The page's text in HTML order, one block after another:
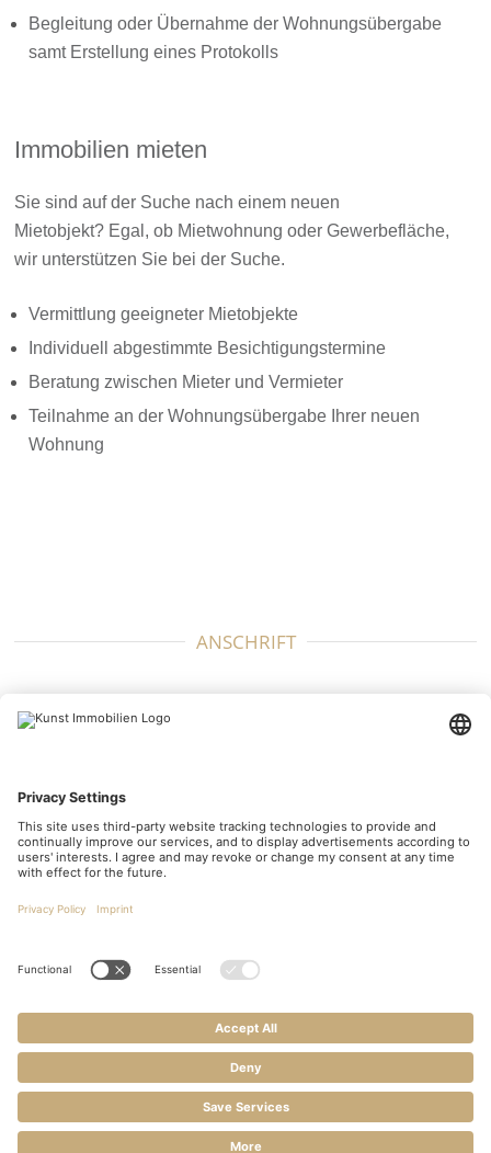
Begleitung oder Übernahme der Wohnungsübergabe
samt Erstellung eines Protokolls
Immobilien mieten
Sie sind auf der Suche nach einem neuen
Mietobjekt? Egal, ob Mietwohnung oder Gewerbefläche,
wir unterstützen Sie bei der Suche.
Vermittlung geeigneter Mietobjekte
Individuell abgestimmte Besichtigungstermine
Beratung zwischen Mieter und Vermieter
Teilnahme an der Wohnungsübergabe Ihrer neuen
Wohnung
ANSCHRIFT
Cramerstr. 16/17
Telefon:04221 9985826
E-Mail:info@kunst-immobilien.de
HIER FINDEN SIE UNS
We need your consent to load the
Google Maps service!
We use a third party service to embed map